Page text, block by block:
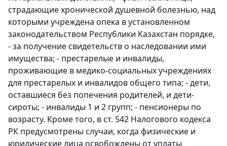
страдающие хронической душевной болезнью, над
которыми учреждена опека в установленном
законодательством Республики Казахстан порядке,
- за получение свидетельств о наследовании ими
имущества; - престарелые и инвалиды,
проживающие в медико-социальных учреждениях
для престарелых и инвалидов общего типа; - дети,
оставшиеся без попечения родителей, и дети-
сироты; - инвалиды 1 и 2 групп; - пенсионеры по
возрасту. Кроме того, в ст. 542 Налогового кодекса
РК предусмотрены случаи, когда физические и
юридические лица освобождены от уплаты